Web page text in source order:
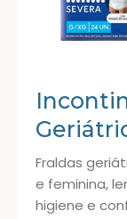
Fraldas
e feminina,
higiene e